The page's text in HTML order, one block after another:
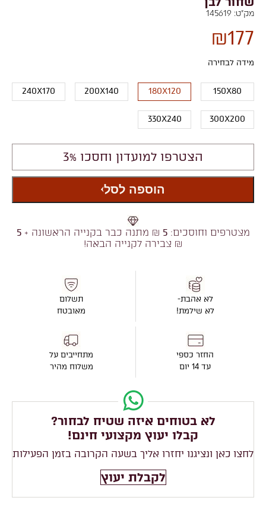
מק"ט: 145619
₪177
מידה לבחירה
150X80
180X120
200X140
240X170
300X200
330X240
הצטרפו למועדון וחסכו 3%
הוספה לסל
מצטרפים וחוסכים:5 ₪ מתנה כבר בקנייה הראשונה +5
₪ צבירה לקנייה הבאה!
לא אהבת-
לא שילמת!
החזר כספי
עד 14 יום
תשלום
מאובטח
מתחייבים על
משלוח מהיר
לא בטוחים איזה שטיח לבחור?
קבלו יעוץ מקצועי חינם!
לחצו כאן ונציגנו יחזרו אליך בשעה הקרובה בזמן הפעילות
לקבלת יעוץ